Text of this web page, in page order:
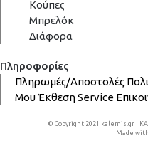
Κούπες
Μπρελόκ
Διάφορα
Πληροφορίες
Πληρωμές/Αποστολές
ΜουΈκθεσηService
© Copyright 2021 kalemis.gr |
Made with